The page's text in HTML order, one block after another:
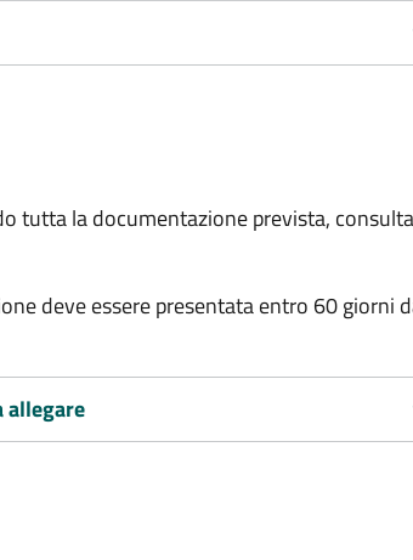
tutta la documentazione prevista,
deve essere presentata entro 60 giorni
allegare